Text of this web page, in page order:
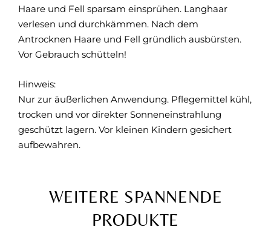
Haare und Fell sparsam einsprühen. Langhaar
verlesen und durchkämmen. Nach dem
Antrocknen Haare und Fell gründlich ausbürsten.
Vor Gebrauch schütteln!
Hinweis:
Nur zur äußerlichen Anwendung. Pflegemittel kühl,
trocken und vor direkter Sonneneinstrahlung
geschützt lagern. Vor kleinen Kindern gesichert
aufbewahren.
WEITERE SPANNENDE
PRODUKTE